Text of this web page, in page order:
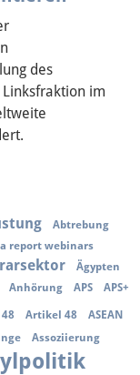
des
im
Abtrebung
report webinars
Ägypten
Anhörung APS APS+
Artikel 48
ASEAN
Assoziierung